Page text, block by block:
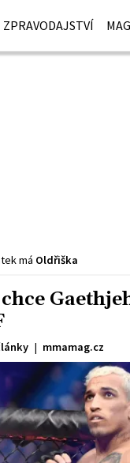
ZPRAVODAJSTVÍ
má Oldřiška
| mmamag.cz